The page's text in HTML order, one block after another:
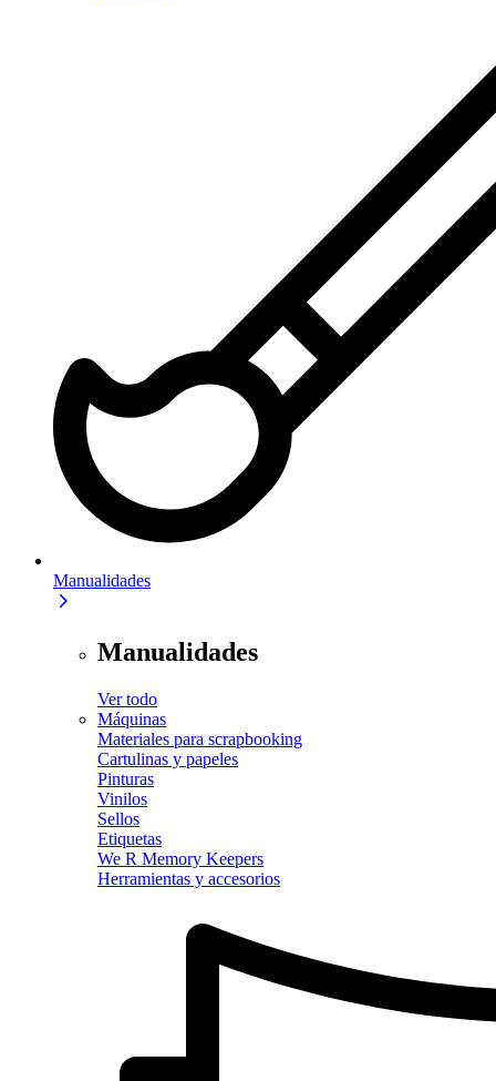
Manualidades
Manualidades
Ver todo
Máquinas
Materiales para scrapbooking
Cartulinas y papeles
Pinturas
Vinilos
Sellos
Etiquetas
We R Memory Keepers
Herramientas y accesorios